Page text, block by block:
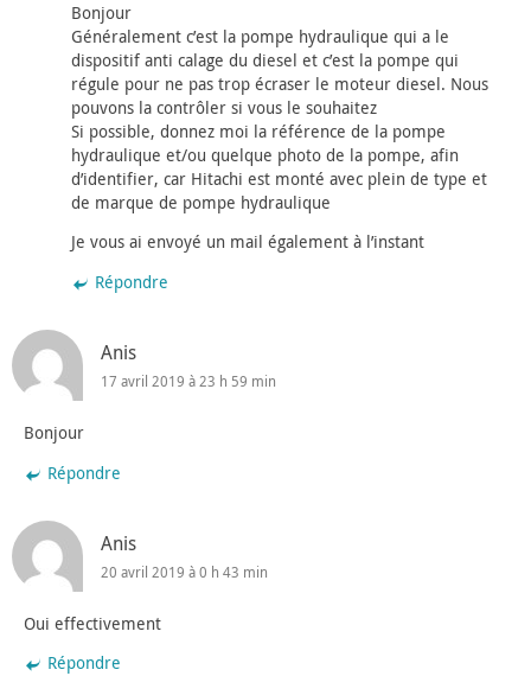
Bonjour
Généralement c’est la pompe hydraulique qui a le
dispositif anti calage du diesel et c’est la pompe qui
régule pour ne pas trop écraser le moteur diesel. Nous
pouvons la contrôler si vous le souhaitez
Si possible, donnez moi la référence de la pompe
hydraulique et/ou quelque photo de la pompe, afin
d’identifier, car Hitachi est monté avec plein de type et
de marque de pompe hydraulique
Je vous ai envoyé un mail également à l’instant
Répondre
Anis
17 avril 2019 à 23 h 59 min
Bonjour
Répondre
Anis
20 avril 2019 à 0 h 43 min
Oui effectivement
Répondre